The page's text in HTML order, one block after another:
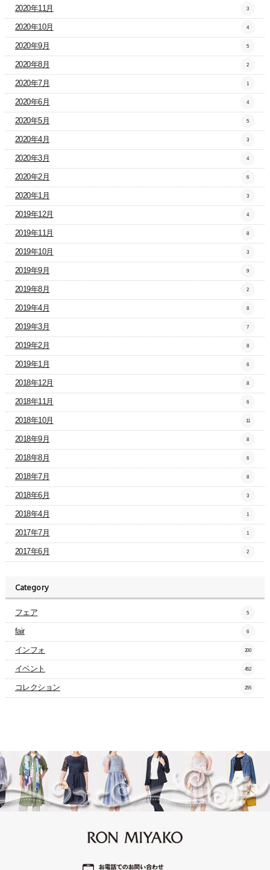
2020年11月 3
2020年10月 4
2020年9月 5
2020年8月 2
2020年7月 1
2020年6月 4
2020年5月 5
2020年4月 3
2020年3月 4
2020年2月 6
2020年1月 3
2019年12月 4
2019年11月 8
2019年10月 3
2019年9月 9
2019年8月 2
2019年4月 8
2019年3月 7
2019年2月 8
2019年1月 6
2018年12月 8
2018年11月 6
2018年10月 11
2018年9月 8
2018年8月 6
2018年7月 8
2018年6月 3
2018年4月 1
2017年7月 1
2017年6月 2
Category
フェア 5
fair 6
インフォ 200
イベント 452
コレクション 255